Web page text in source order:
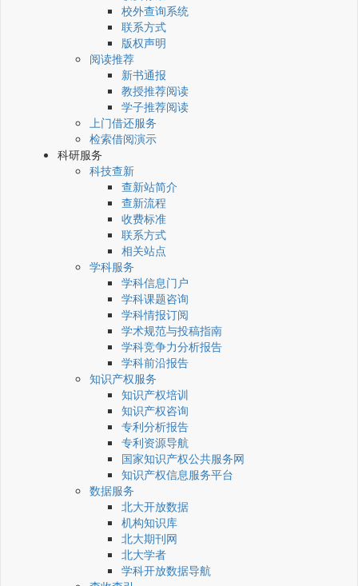
校外查询系统
联系方式
版权声明
阅读推荐
新书通报
教授推荐阅读
学子推荐阅读
上门借还服务
检索借阅演示
科研服务
科技查新
查新站简介
查新流程
收费标准
联系方式
相关站点
学科服务
学科信息门户
学科课题咨询
学科情报订阅
学术规范与投稿指南
学科竞争力分析报告
学科前沿报告
知识产权服务
知识产权培训
知识产权咨询
专利分析报告
专利资源导航
国家知识产权公共服务网
知识产权信息服务平台
数据服务
北大开放数据
机构知识库
北大期刊网
北大学者
学科开放数据导航